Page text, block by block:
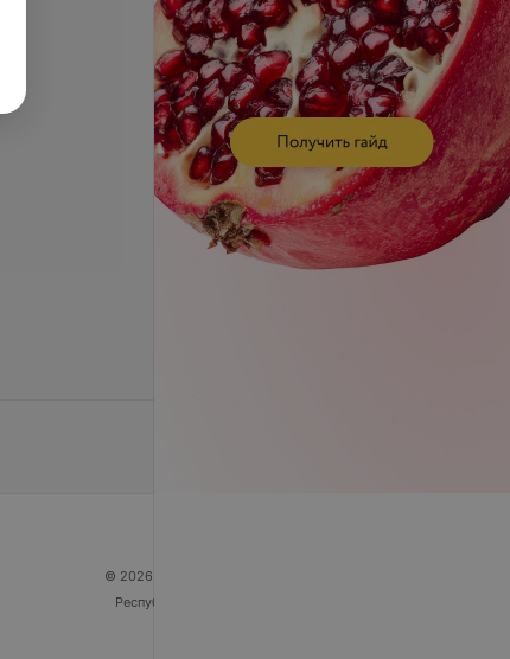
© 2026 ООО «Артокс Лаб», УНП 191700409
Республика Беларусь, г. Минск, улица Толбухина, 2,